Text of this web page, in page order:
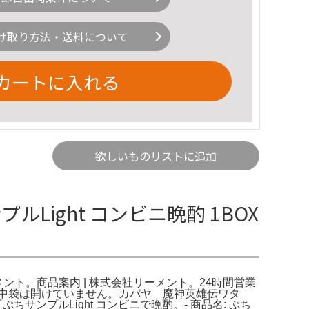
取り方法・送料について
ートに入れる
欲しいものリストに追加
ルLight コンビニ晩酌 1BOX
ト。商品案内 | 株式会社リーメント。24時間営業
袋は開けていません。カバヤ 魔神英雄伝ワタ
サンプルLight コンビニで晩酌。- 商品名: ぷち